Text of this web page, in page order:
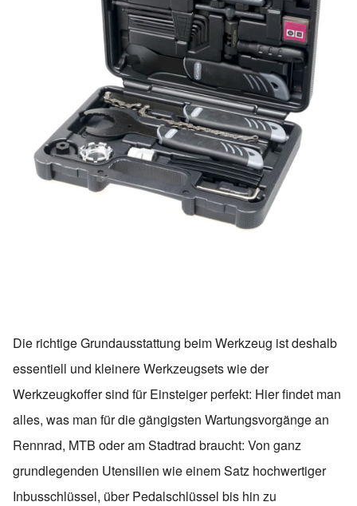
Die richtige Grundausstattung beim Werkzeug ist deshalb
essentiell und kleinere Werkzeugsets wie der
Werkzeugkoffer sind für Einsteiger perfekt: Hier findet man
alles, was man für die gängigsten Wartungsvorgänge an
Rennrad, MTB oder am Stadtrad braucht: Von ganz
grundlegenden Utensilien wie einem Satz hochwertiger
Inbusschlüssel, über Pedalschlüssel bis hin zu